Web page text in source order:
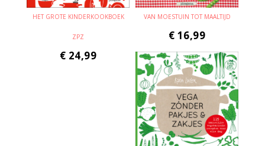
HET GROTE KINDERKOOKBOEK
ZPZ
€ 24,99
VAN MOESTUIN TOT MAALTIJD
€ 16,99